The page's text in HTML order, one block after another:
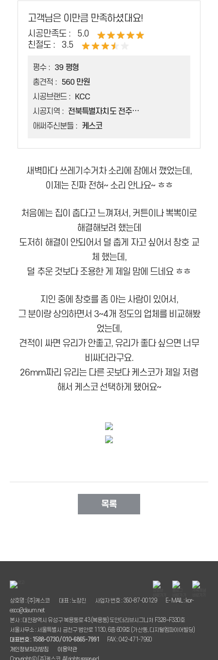
고객님은 이만큼 만족하셨대요!
시공만족도 :
5.0
친절도 :
3.5
평수 :
39 평형
총견적 :
560 만원
시공브랜드 :
KCC
시공지역 :
전북특별자치도 전주시 완산구 서노송동
애써주신분들 :
케스코
새벽마다 쓰레기수거차 소리에 잠에서 깼었는데,
이제는 진짜 전혀~ 소리 안나요~ ㅎㅎ
처음에는 집이 춥다고 느껴져서, 커튼이나 뽁뽁이로
해결해보려 했는데
도저히 해결이 안되어서 덜 춥게 자고 싶어서 창호 교
체 했는데,
덜 추운 것보다 조용한 게 제일 맘에 드네요 ㅎㅎ
지인 중에 창호를 좀 아는 사람이 있어서,
그 분이랑 상의하면서 3~4개 정도의 업체를 비교해봤
었는데,
견적이 싸면 유리가 안좋고, 유리가 좋다 싶으면 너무
비싸더라구요.
26mm짜리 유리는 다른 곳보다 케스코가 제일 저렴
해서 케스코 선택하게 됐어요~
목록
상호명 : (주)케스코 대표 : 노창진 사업자 번호 : 350-87-00129
E- MAIL : kor-
esco@daum.net
본사 : 대전광역시 유성구 복용동로 43 (복용동) 도안더리브시그니처 F328~F330호
서울사무소 : 서울특별시 금천구 범안로 1130, 6층 609호 (가산동, 디지털엠파이어빌딩)
대표번호 : 1588-0730 / 010-6865-7991
FAX : 042-471-7990
개인정보처리방침
이용약관